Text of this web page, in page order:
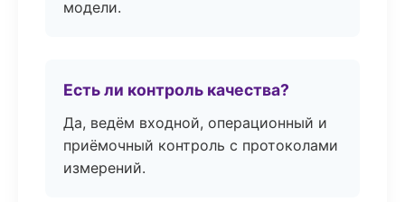
модели.
Есть ли контроль качества?
Да, ведём входной, операционный и
приёмочный контроль с протоколами
измерений.